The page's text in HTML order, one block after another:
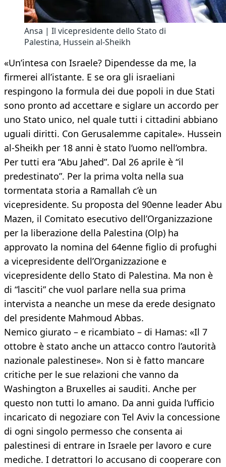
Ansa | Il vicepresidente dello Stato di
Palestina, Hussein al-Sheikh
«Un’intesa con Israele? Dipendesse da me, la
firmerei all’istante. E se ora gli israeliani
respingono la formula dei due popoli in due Stati
sono pronto ad accettare e siglare un accordo per
uno Stato unico, nel quale tutti i cittadini abbiano
uguali diritti. Con Gerusalemme capitale». Hussein
al-Sheikh per 18 anni è stato l’uomo nell’ombra.
Per tutti era “Abu Jahed”. Dal 26 aprile è “il
predestinato”. Per la prima volta nella sua
tormentata storia a Ramallah c’è un
vicepresidente. Su proposta del 90enne leader Abu
Mazen, il Comitato esecutivo dell’Organizzazione
per la liberazione della Palestina (Olp) ha
approvato la nomina del 64enne figlio di profughi
a vicepresidente dell’Organizzazione e
vicepresidente dello Stato di Palestina. Ma non è
di “lasciti” che vuol parlare nella sua prima
intervista a neanche un mese da erede designato
del presidente Mahmoud Abbas.
Nemico giurato – e ricambiato – di Hamas: «Il 7
ottobre è stato anche un attacco contro l’autorità
nazionale palestinese». Non si è fatto mancare
critiche per le sue relazioni che vanno da
Washington a Bruxelles ai sauditi. Anche per
questo non tutti lo amano. Da anni guida l’ufficio
incaricato di negoziare con Tel Aviv la concessione
di ogni singolo permesso che consenta ai
palestinesi di entrare in Israele per lavoro e cure
mediche. I detrattori lo accusano di cooperare con